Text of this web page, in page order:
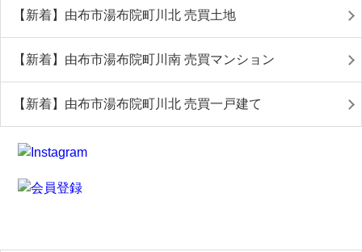
【新着】由布市湯布院町川北 売買土地
【新着】由布市湯布院町川南 売買マンション
【新着】由布市湯布院町川北 売買一戸建て